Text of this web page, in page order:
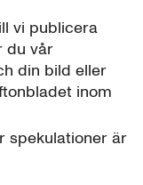
vi publicera
du vår
din bild eller
inom
spekulationer är